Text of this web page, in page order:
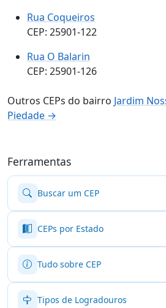
Rua Coqueiros
CEP: 25901-122
Rua O Balarin
CEP: 25901-126
Outros CEPs do bairro Jardim
Piedade →
Ferramentas
Buscar um CEP
CEPs por Estado
Tudo sobre CEP
Tipos de Logradouros